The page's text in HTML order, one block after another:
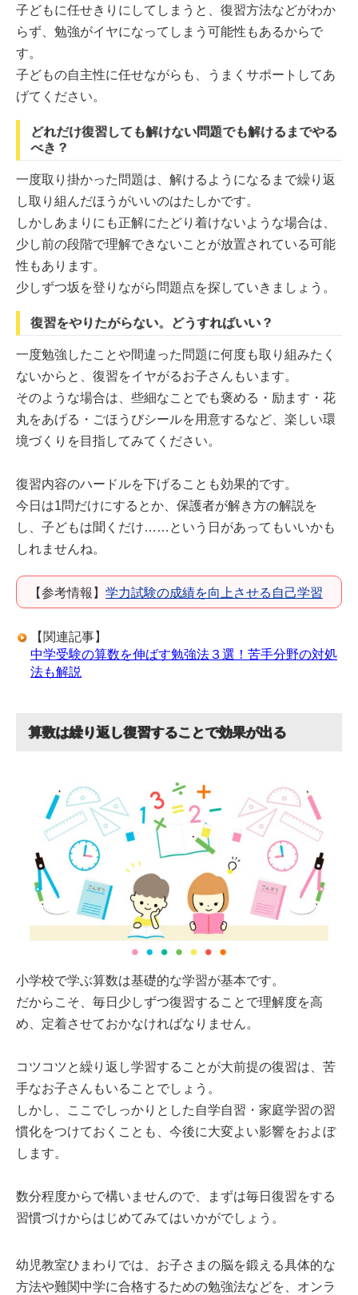
子どもに任せきりにしてしまうと、復習方法などがわか
らず、勉強がイヤになってしまう可能性もあるからで
す。
子どもの自主性に任せながらも、うまくサポートしてあ
げてください。
どれだけ復習しても解けない問題でも解けるまでやる
べき？
一度取り掛かった問題は、解けるようになるまで繰り返
し取り組んだほうがいいのはたしかです。
しかしあまりにも正解にたどり着けないような場合は、
少し前の段階で理解できないことが放置されている可能
性もあります。
少しずつ坂を登りながら問題点を探していきましょう。
復習をやりたがらない。どうすればいい？
一度勉強したことや間違った問題に何度も取り組みたく
ないからと、復習をイヤがるお子さんもいます。
そのような場合は、些細なことでも褒める・励ます・花
丸をあげる・ごほうびシールを用意するなど、楽しい環
境づくりを目指してみてください。
復習内容のハードルを下げることも効果的です。
今日は1問だけにするとか、保護者が解き方の解説を
し、子どもは聞くだけ……という日があってもいいかも
しれませんね。
【参考情報】 学力試験の成績を向上させる自己学習
【関連記事】
中学受験の算数を伸ばす勉強法３選！苦手分野の対処
法も解説
算数は繰り返し復習することで効果が出る
小学校で学ぶ算数は基礎的な学習が基本です。
だからこそ、毎日少しずつ復習することで理解度を高
め、定着させておかなければなりません。
コツコツと繰り返し学習することが大前提の復習は、苦
手なお子さんもいることでしょう。
しかし、ここでしっかりとした自学自習・家庭学習の習
慣化をつけておくことも、今後に大変よい影響をおよぼ
します。
数分程度からで構いませんので、まずは毎日復習をする
習慣づけからはじめてみてはいかがでしょう。
幼児教室ひまわりでは、お子さまの脳を鍛える具体的な
方法や難関中学に合格するための勉強法などを、オンラ